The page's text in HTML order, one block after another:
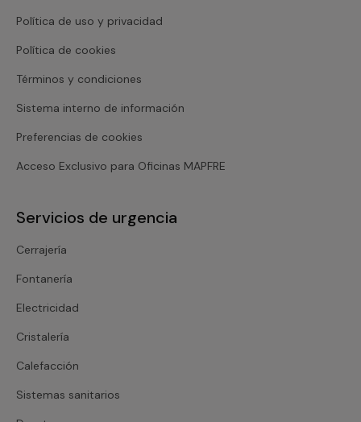
Política de uso y privacidad
Política de cookies
Términos y condiciones
Sistema interno de información
Preferencias de cookies
Acceso Exclusivo para Oficinas MAPFRE
Servicios de urgencia
Cerrajería
Fontanería
Electricidad
Cristalería
Calefacción
Sistemas sanitarios